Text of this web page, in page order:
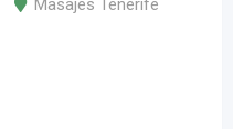
Masajes Tenerife